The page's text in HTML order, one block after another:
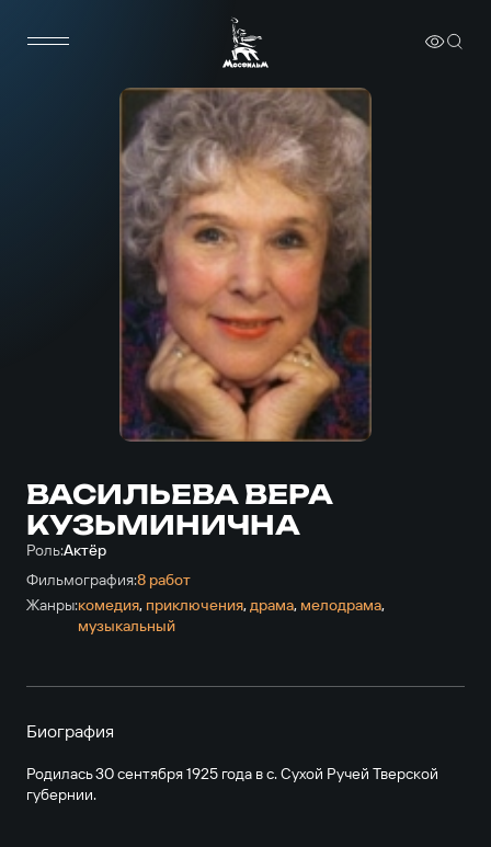
ВАСИЛЬЕВА ВЕРА
КУЗЬМИНИЧНА
Роль:Актёр
Фильмография:8 работ
Жанры:комедия, приключе­ния,драма, мелодрама,
музыкальный
Биография
Родилась 30 сентября 1925 года в с. Сухой Ручей Тверской
губернии.